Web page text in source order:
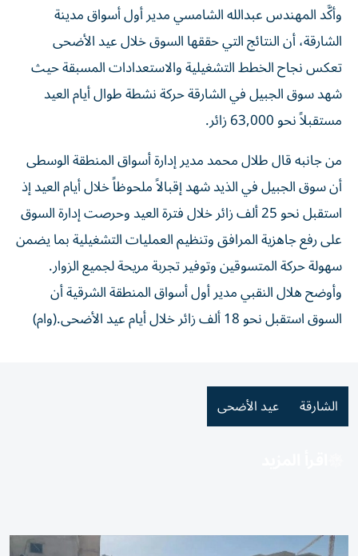
وأكَّد المهندس عبدالله الشامسي مدير أول أسواق مدينة
الشارقة، أن النتائج التي حققها السوق خلال عيد الأضحى
تعكس نجاح الخطط التشغيلية والاستعدادات المسبقة حيث
شهد سوق الجبيل في الشارقة حركة نشطة طوال أيام العيد
مستقبلاً نحو 63,000 زائر.
من جانبه قال طلال محمد مدير إدارة أسواق المنطقة الوسطى
أن سوق الجبيل في الذيد شهد إقبالاً ملحوظاً خلال أيام العيد إذ
استقبل نحو 25 ألف زائر خلال فترة العيد وحرصت إدارة السوق
على رفع جاهزية المرافق وتنظيم العمليات التشغيلية بما يضمن
سهولة حركة المتسوقين وتوفير تجربة مريحة لجميع الزوار.
وأوضح هلال النقبي مدير أول أسواق المنطقة الشرقية أن
السوق استقبل نحو 18 ألف زائر خلال أيام عيد الأضحى.(وام)
الشارقة عيد الأضحى